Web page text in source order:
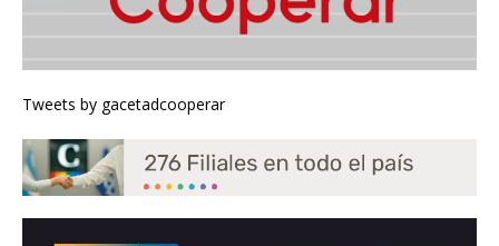
Tweets by gacetadcooperar